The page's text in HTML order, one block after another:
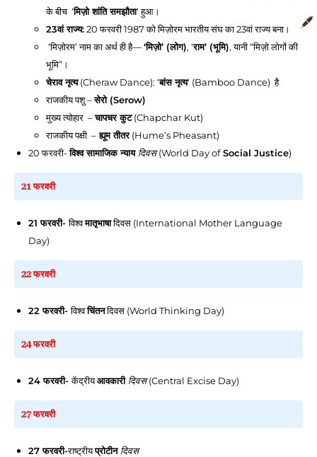
के बीच ‘मिज़ो शांति समझौता‘ हुआ।
23वां राज्य:20 फरवरी 1987 को मिज़ोरम भारतीय संघ का 23वां राज्य बना।
‘मिज़ोरम’ नाम का अर्थ ही है—‘मिज़ो’ (लोग), ‘राम’ (भूमि), यानी “मिज़ो लोगों की
भूमि”।
चेराव नृत्य(Cheraw Dance): ‘बांस नृत्य‘ (Bamboo Dance) है
राजकीय पशु –सेरो (Serow)
मुख्य त्योहार –चापचर कुट(Chapchar Kut)
राजकीय पक्षी –ह्यूम तीतर(Hume’s Pheasant)
20 फरवरी-विश्व सामाजिक न्याय दिवस(World Day ofSocial Justice)
21 फरवरी
21 फरवरी-विश्वमातृभाषादिवस (International Mother Language
Day)
22 फरवरी
22 फरवरी-विश्वचिंतनदिवस (World Thinking Day)
24 फरवरी
24 फरवरी-केंद्रीयआवकारी दिवस(Central Excise Day)
27 फरवरी
27 फरवरी-राष्ट्रीयप्रोटीन दिवस